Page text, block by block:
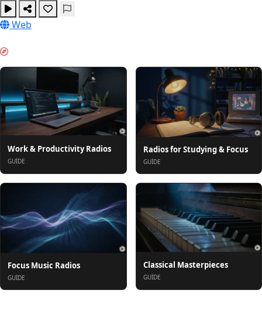
Web
Work & Productivity Radios
GUIDE
Radios for Studying & Focus
GUIDE
Focus Music Radios
GUIDE
Classical Masterpieces
GUIDE